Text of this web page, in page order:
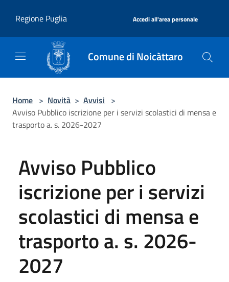
Regione Puglia
Accedi all'area personale
Comune di Noicàttaro
Home > Novità > Avvisi >
Avviso Pubblico iscrizione per i servizi scolastici di mensa e
trasporto a. s. 2026-2027
Avviso Pubblico
iscrizione per i servizi
scolastici di mensa e
trasporto a. s. 2026-
2027